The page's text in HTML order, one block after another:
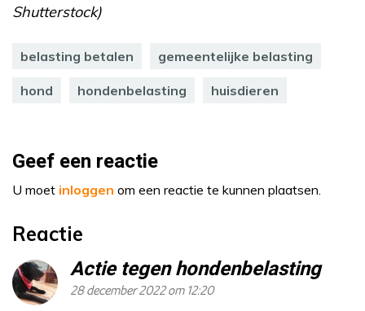
Shutterstock)
belasting betalen gemeentelijke belasting
hond hondenbelasting huisdieren
Geef een reactie
U moet inloggen om een reactie te kunnen plaatsen.
Reactie
Actie tegen hondenbelasting
28 december 2022 om 12:20